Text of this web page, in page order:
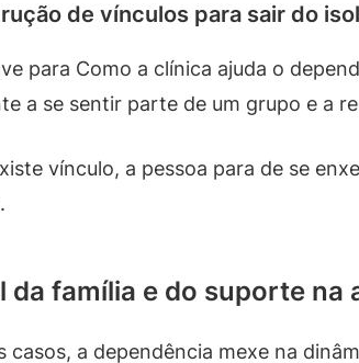
de vínculos para sair do
para Como a clínica ajuda o
a se sentir parte de um grupo e a
vínculo, a pessoa para de se
da família e do suporte na
casos, a dependência mexe na